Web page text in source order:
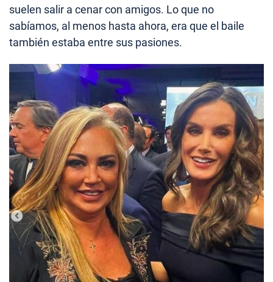
suelen salir a cenar con amigos. Lo que no
sabíamos, al menos hasta ahora, era que el baile
también estaba entre sus pasiones.